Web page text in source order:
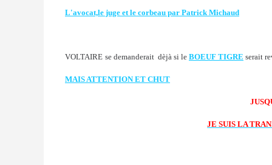
L'avocat,le juge et le corbeau par Patrick Michaud
VOLTAIRE se demanderait dèjà si le BOEUF TIGRE serait
MAIS ATTENTION ET CHUT
JE SUIS LA